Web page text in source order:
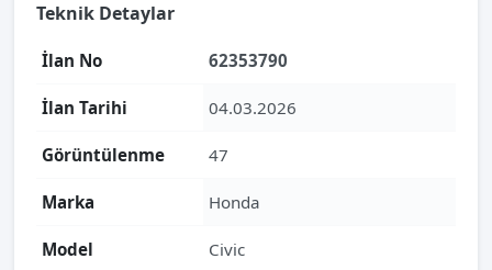
Teknik Detaylar
İlan No 62353790
İlan Tarihi 04.03.2026
Görüntülenme 47
Marka Honda
Model Civic